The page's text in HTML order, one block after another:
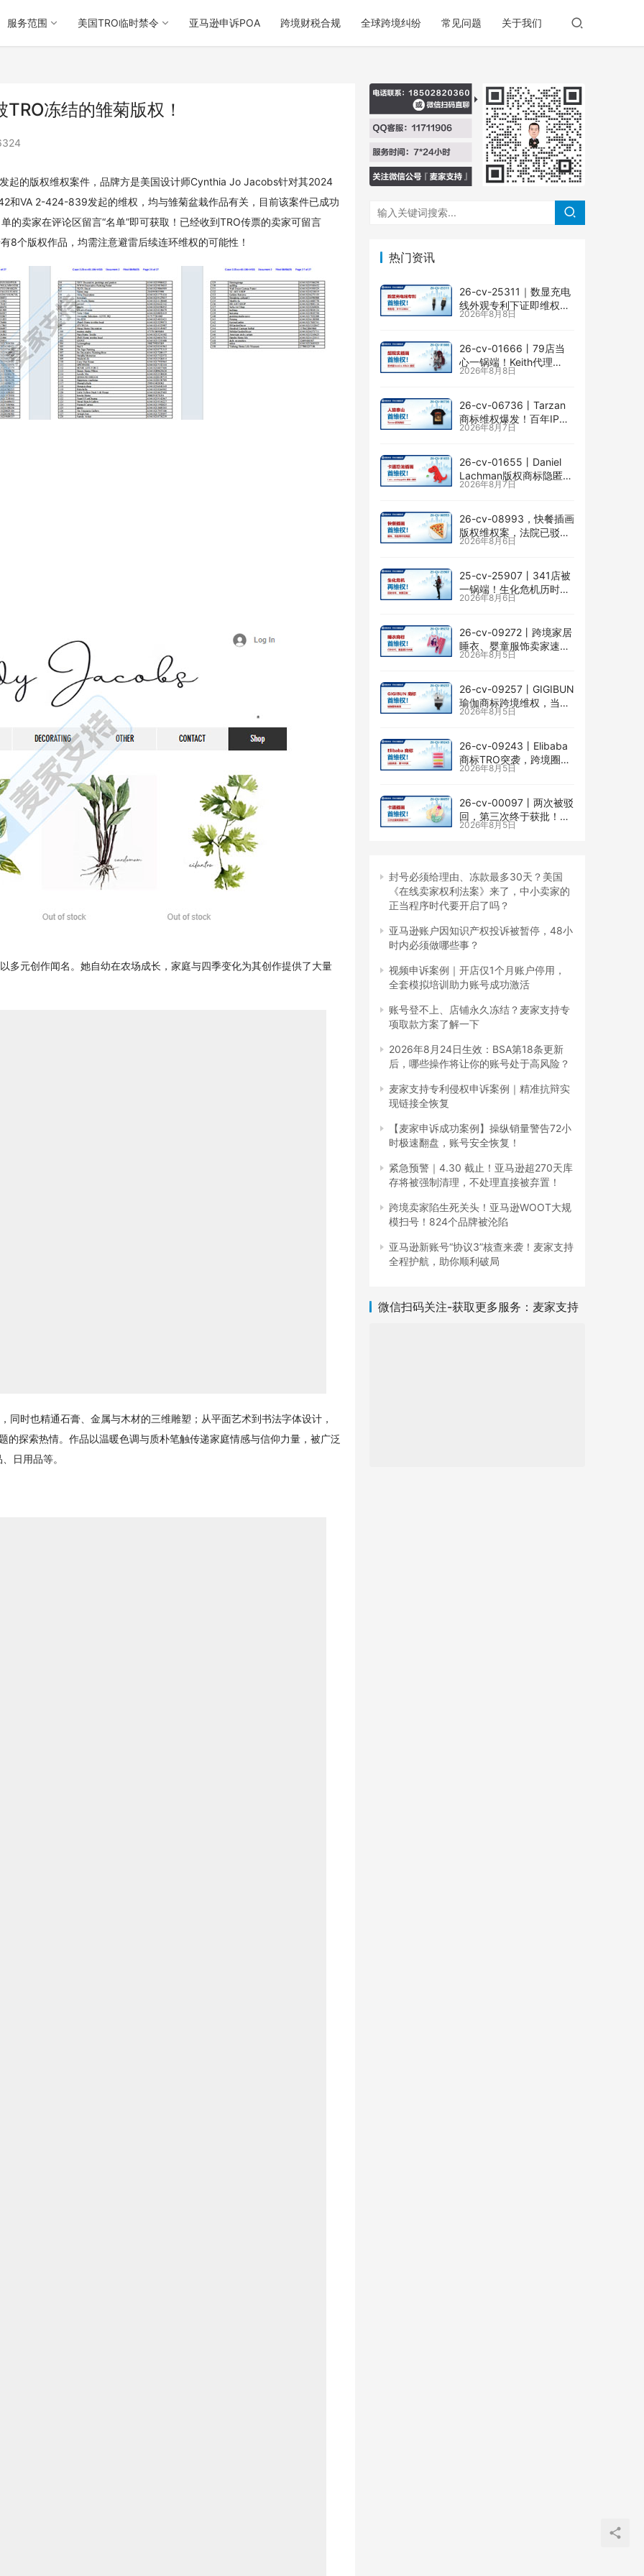
服务范围 美国TRO临时禁令 亚马逊申诉POA 跨境财税合规 全球跨境纠纷 常见问题 关于我们
冻结的雏菊版权！
起的版权维权案件，品牌方是美国设计师Cynthia Jo Jacobs针对其2024
和VA 2-424-839发起的维权，均与雏菊盆栽作品有关，目前该案件已成功
的卖家在评论区留言“名单”即可获取！已经收到TRO传票的卖家可留言
8个版权作品，均需注意避雷后续连环维权的可能性！
元创作闻名。她自幼在农场成长，家庭与四季变化为其创作提供了大量
时也精通石膏、金属与木材的三维雕塑；从平面艺术到书法字体设计，
探索热情。作品以温暖色调与质朴笔触传递家庭情感与信仰力量，被广泛
日用品等。
热门资讯
26-cv-25311｜数显充电
线外观专利下证即维权，
71店涉案面临TRO冻结风
2026年8月8日
26-cv-01666㇑79店当
心一锅端！Keith代理
Jessica Allain已出手，卖
2026年8月8日
26-cv-06736㇑Tarzan
商标维权爆发！百年IP下
场TRO横扫多个类目
2026年8月7日
26-cv-01655㇑Daniel
Lachman版权商标隐匿维
权，I am… unstoppable
2026年8月7日
26-cv-08993，快餐插画
版权维权案，法院已驳回
批量合并，剩余商家不要
2026年8月6日
25-cv-25907㇑341店被
一锅端！生化危机历时半
年TRO传票已发，8月24
2026年8月6日
26-cv-09272㇑跨境家居
睡衣、婴童服饰卖家速自
查CENLYE商标滥用情况
2026年8月5日
26-cv-09257㇑GIGIBUN
瑜伽商标跨境维权，当心
TRO冻结风险
2026年8月5日
26-cv-09243㇑Elibaba
商标TRO突袭，跨境圈内
卷持续升级
2026年8月5日
26-cv-00097㇑两次被驳
回，第三次终于获批！几
乎被遗忘的Senay
2026年8月5日
封号必须给理由、冻款最多30天？美国
《在线卖家权利法案》来了，中小卖家的
正当程序时代要开启了吗？
亚马逊账户因知识产权投诉被暂停，48小
时内必须做哪些事？
视频申诉案例｜开店仅1个月账户停用，
全套模拟培训助力账号成功激活
账号登不上、店铺永久冻结？麦家支持专
项取款方案了解一下
2026年8月24日生效：BSA第18条更新
后，哪些操作将让你的账号处于高风险？
麦家支持专利侵权申诉案例｜精准抗辩实
现链接全恢复
【麦家申诉成功案例】操纵销量警告72小
时极速翻盘，账号安全恢复！
紧急预警｜4.30 截止！亚马逊超270天库
存将被强制清理，不处理直接被弃置！
跨境卖家陷生死关头！亚马逊WOOT大规
模扫号！824个品牌被沦陷
亚马逊新账号“协议3”核查来袭！麦家支持
全程护航，助你顺利破局
微信扫码关注-获取更多服务：麦家支持